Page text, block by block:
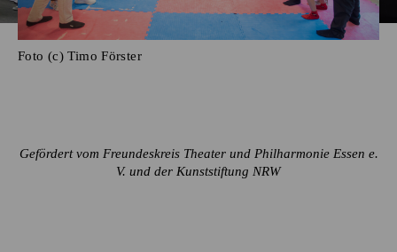
Foto (c) Timo Förster
Gefördert vom Freundeskreis Theater und Philharmonie Essen e.
V. und der Kunststiftung NRW